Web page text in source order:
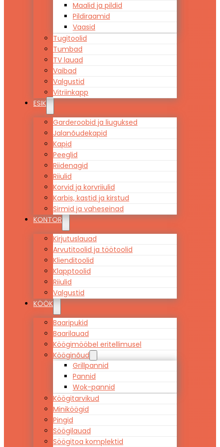
Maalid ja pildid
Pildiraamid
Vaasid
Tugitoolid
Tumbad
TV lauad
Vaibad
Valgustid
Vitriinkapp
ESIK
Garderoobid ja liuguksed
Jalanõudekapid
Kapid
Peeglid
Riidenagid
Riiulid
Korvid ja korvriiulid
Karbis, kastid ja kirstud
Sirmid ja vaheseinad
KONTOR
Kirjutuslauad
Arvutitoolid ja töötoolid
Klienditoolid
Klapptoolid
Riiulid
Valgustid
KÖÖK
Baaripukid
Baarilauad
Köögimööbel eritellimusel
Kööginõud
Grillpannid
Pannid
Wok-pannid
Köögitarvikud
Miniköögid
Pingid
Söögilauad
Söögitoa komplektid